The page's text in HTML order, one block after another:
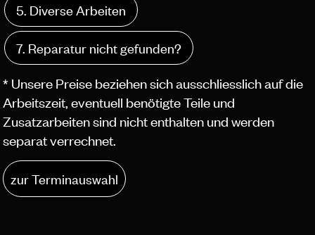
5. Diverse Arbeiten
7. Reparatur nicht gefunden?
* Unsere Preise beziehen sich ausschliesslich auf die
Arbeitszeit, eventuell benötigte Teile und
Zusatzarbeiten sind nicht enthalten und werden
separat verrechnet.
zur Terminauswahl